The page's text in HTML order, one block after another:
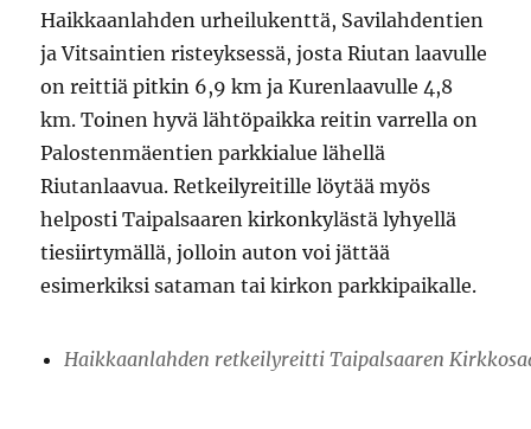
Haikkaanlahden urheilukenttä, Savilahdentien
ja Vitsaintien risteyksessä, josta Riutan laavulle
on reittiä pitkin 6,9 km ja Kurenlaavulle 4,8
km. Toinen hyvä lähtöpaikka reitin varrella on
Palostenmäentien parkkialue lähellä
Riutanlaavua. Retkeilyreitille löytää myös
helposti Taipalsaaren kirkonkylästä lyhyellä
tiesiirtymällä, jolloin auton voi jättää
esimerkiksi sataman tai kirkon parkkipaikalle.
Haikkaanlahden retkeilyreitti Taipalsaaren